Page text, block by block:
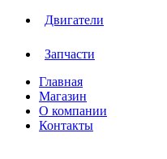
Двигатели
Запчасти
Главная
Магазин
О компании
Контакты